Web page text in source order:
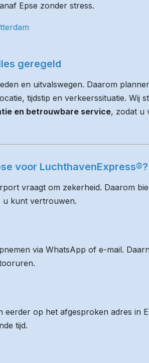
Epse zonder stress.
geregeld
en uitvalswegen. Daarom
tijdstip en verkeerssituatie. Wij
en betrouwbare service, zodat u
voor LuchthavenExpress®?
vraagt om zekerheid. Daarom
u kunt vertrouwen.
via WhatsApp of e-mail.
eerder op het afgesproken adres in
tijd.